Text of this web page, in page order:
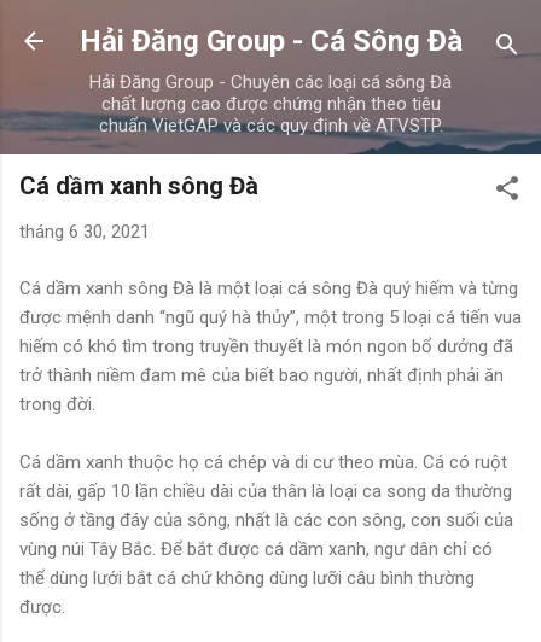
Chuyển đến nội dung chính
Hải Đăng Group - Cá Sông Đà
Hải Đăng Group - Chuyên các loại cá sông Đà
chất lượng cao được chứng nhận theo tiêu
chuẩn VietGAP và các quy định về ATVSTP.
Cá dầm xanh sông Đà
tháng 6 30, 2021
Cá dầm xanh sông Đà là một loại cá sông Đà quý hiếm và từng
được mệnh danh “ngũ quý hà thủy”, một trong 5 loại cá tiến vua
hiếm có khó tìm trong truyền thuyết là món ngon bổ dưởng đã
trở thành niềm đam mê của biết bao người, nhất định phải ăn
trong đời.
Cá dầm xanh thuộc họ cá chép và di cư theo mùa. Cá có ruột
rất dài, gấp 10 lần chiều dài của thân là loại ca song da thường
sống ở tầng đáy của sông, nhất là các con sông, con suối của
vùng núi Tây Bắc. Để bắt được cá dầm xanh, ngư dân chỉ có
thể dùng lưới bắt cá chứ không dùng lưỡi câu bình thường
được.